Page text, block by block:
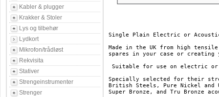
Kabler & plugger
Krakker & Stoler
Lys og tilbehør
Lydkort
Mikrofon/trådløst
Rekvisita
Stativer
Strengeinstrumenter
Strenger
Single Plain Electric or
Made in the UK from high
spares in your case or creating
Suitable for use on electric
Specially selected for their
British Steels, Pure Nickel and
Super Bronze, and Tru Bronze